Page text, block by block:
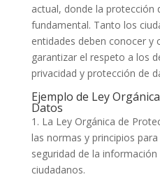
actual, donde la protección
fundamental. Tanto los
entidades deben conocer y
garantizar el respeto a los
privacidad y protección de
Ejemplo de Ley
Datos
1. La Ley Orgánica de
las normas y principios
seguridad de la
ciudadanos.